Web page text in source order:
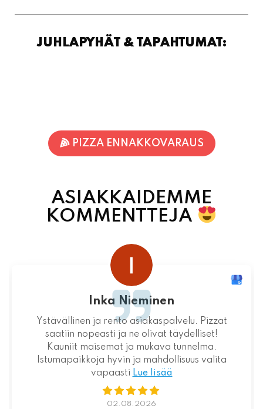
JUHLAPYHÄT & TAPAHTUMAT:
PIZZA ENNAKKOVARAUS
ASIAKKAIDEMME
KOMMENTTEJA
Inka Nieminen
Ystävällinen ja rento asiakaspalvelu. Pizzat
saatiin nopeasti ja ne olivat täydelliset!
Kauniit maisemat ja mukava tunnelma.
Istumapaikkoja hyvin ja mahdollisuus valita
vapaasti Lue lisää
02.08.2026